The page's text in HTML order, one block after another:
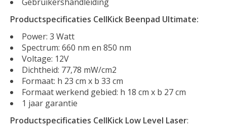
Productspecificaties CellKick Beenpad Ultimate:
Power: 3 Watt
Spectrum: 660 nm en 850 nm
Voltage: 12V
Dichtheid: 77,78 mW/cm2
Formaat: h 23 cm x b 33 cm
Formaat werkend gebied: h 18 cm x b 27 cm
1 jaar garantie
Productspecificaties CellKick Low Level Laser: